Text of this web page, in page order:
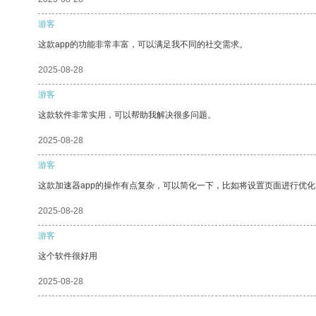
游客
这款app的功能非常丰富，可以满足我不同的社交需求。
2025-08-28
游客
这款软件非常实用，可以帮助我解决很多问题。
2025-08-28
游客
这款加速器app的操作有点复杂，可以简化一下，比如将设置页面进行优
2025-08-28
游客
这个软件很好用
2025-08-28